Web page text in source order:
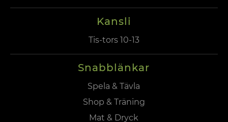
Kansli
Tis-tors 10-13
Snabblänkar
Spela & Tävla
Shop & Träning
Mat & Dryck